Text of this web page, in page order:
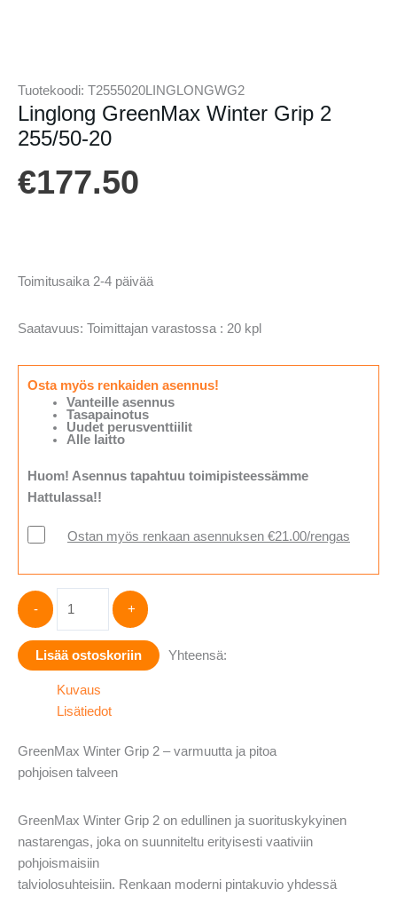
Tuotekoodi: T2555020LINGLONGWG2
Linglong GreenMax Winter Grip 2
255/50-20
€177.50
Toimitusaika 2-4 päivää
Saatavuus: Toimittajan varastossa : 20 kpl
Osta myös renkaiden asennus!
Vanteille asennus
Tasapainotus
Uudet perusventtiilit
Alle laitto
Huom! Asennus tapahtuu toimipisteessämme
Hattulassa!!
Ostan myös renkaan asennuksen €21.00/rengas
-
GreenMax
Winter
Grip
2
255/50-
määrä
+
Lisää ostoskoriin Yhteensä:
Kuvaus
Lisätiedot
GreenMax Winter Grip 2 – varmuutta ja pitoa
pohjoisen talveen
GreenMax Winter Grip 2 on edullinen ja suorituskykyinen
nastarengas, joka on suunniteltu erityisesti vaativiin
pohjoismaisiin
talviolosuhteisiin. Renkaan moderni pintakuvio yhdessä